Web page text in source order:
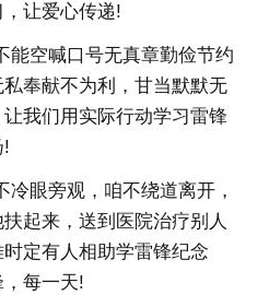
让爱心传递!
空喊口号无真章勤俭节约
奉献不为利，甘当默默无
我们用实际行动学习雷锋
!
眼旁观，咱不绕道离开，
起来，送到医院治疗别人
定有人相助学雷锋纪念
每一天!